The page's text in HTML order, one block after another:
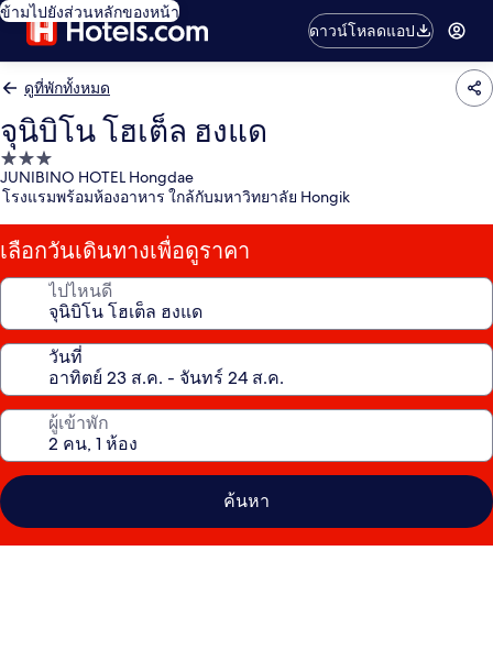
ข้ามไปยังส่วนหลักของหน้า
ดาวน์โหลดแอป
ดูที่พักทั้งหมด
จุนิบิโน โฮเต็ล ฮงแด
ที่พัก
3.0
JUNIBINO HOTEL Hongdae
โรงแรมพร้อมห้องอาหาร ใกล้กับมหาวิทยาลัย Hongik
เลือกวันเดินทางเพื่อดูราคา
ไปไหนดี
วันที่
ผู้เข้าพัก
ค้นหา